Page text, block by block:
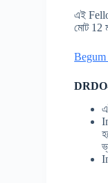
এই
মোট 12
Begum